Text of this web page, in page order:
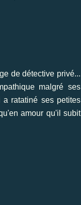
de détective privé...
malgré ses
ratatiné ses petites
amour qu'il subit